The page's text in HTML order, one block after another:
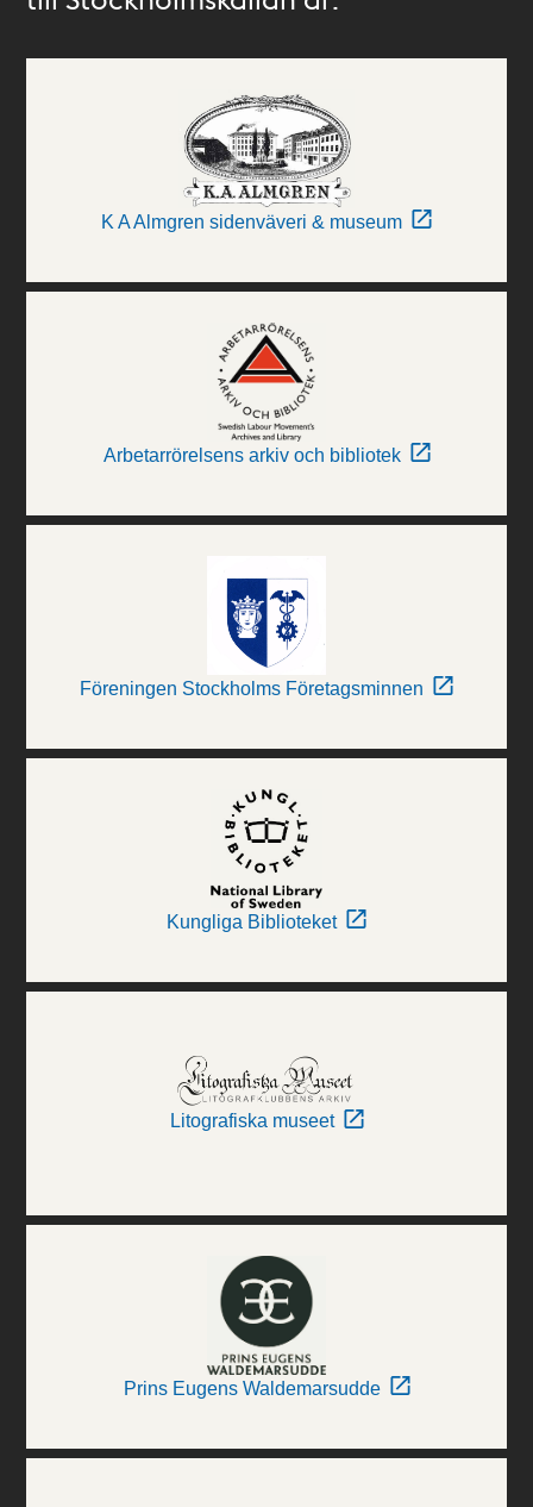
K A Almgren sidenväveri & museum
Arbetarrörelsens arkiv och bibliotek
Föreningen Stockholms Företagsminnen
Kungliga Biblioteket
Litografiska museet
Prins Eugens Waldemarsudde